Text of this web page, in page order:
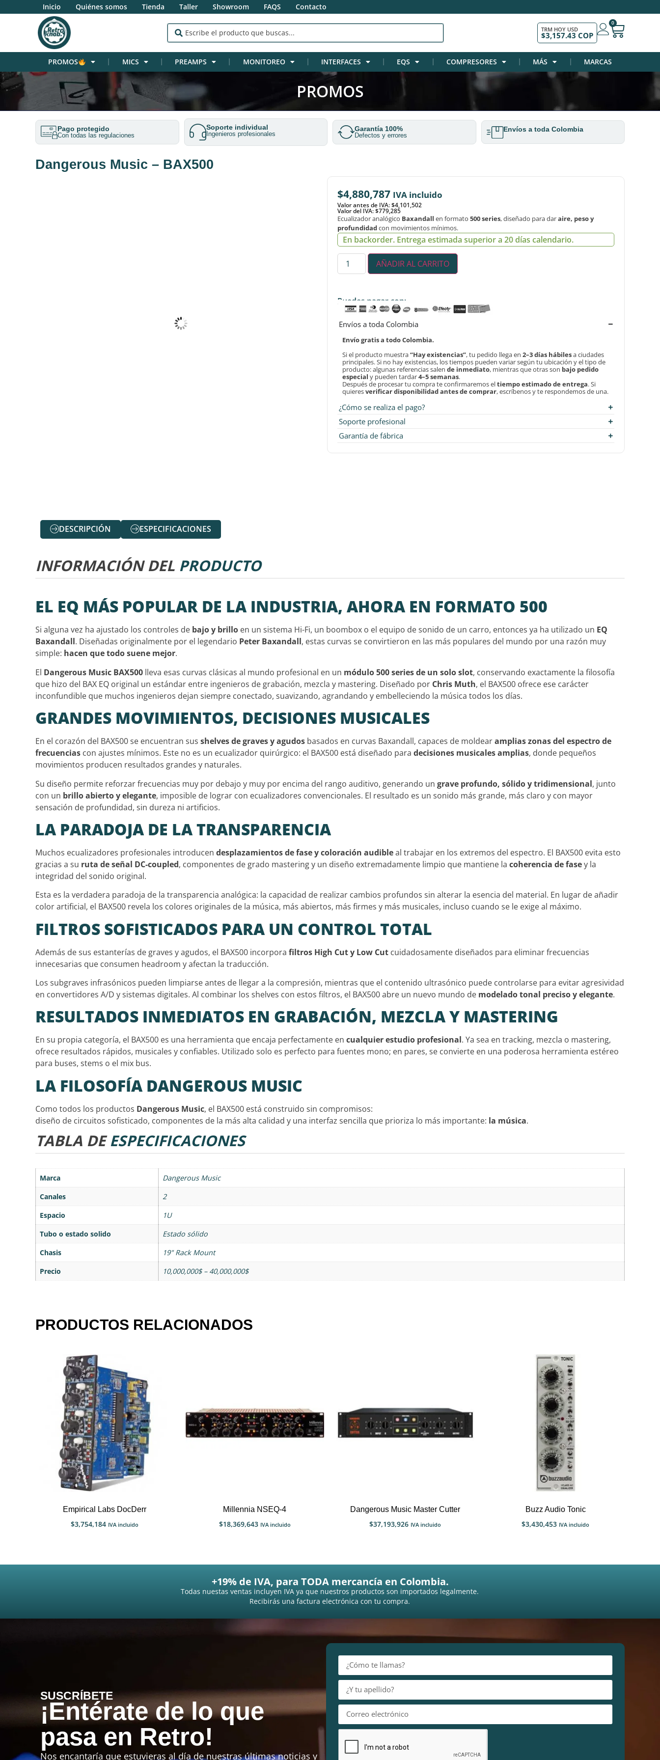
Inicio Quiénes somos Tienda Taller Showroom FAQS Contacto
TRM HOY USD
$3,157.43 COP
0
PROMOS MICS PREAMPS MONITOREO INTERFACES EQS COMPRESORES MÁS MARCAS
PROMOS
Pago protegido
Con todas las regulaciones
Soporte individual
Ingenieros profesionales
Garantía 100%
Defectos y errores
Envíos a toda Colombia
Dangerous Music – BAX500
$4,880,787 IVA incluido
Valor antes de IVA: $4,101,502
Valor del IVA: $779,285
Ecualizador analógico Baxandall en formato500 series, diseñado para daraire, peso y
profundidadcon movimientos mínimos.
En backorder. Entrega estimada superior a 20 días calendario.
AÑADIR AL CARRITO
Puedes pagar con:
Envíos a toda Colombia
Envío gratis a todo Colombia.
Si el producto muestra“Hay existencias”, tu pedido llega en2–3 días hábilesa ciudades
principales. Si no hay existencias, los tiempos pueden variar según tu ubicación y el tipo de
producto: algunas referencias salende inmediato, mientras que otras son bajo pedido
especial y pueden tardar4–5 semanas.
Después de procesar tu compra te confirmaremos eltiempo estimado de entrega. Si
quieresverificar disponibilidad antes de comprar, escríbenos y te respondemos de una.
¿Cómo se realiza el pago?
Soporte profesional
Garantía de fábrica
DESCRIPCIÓN ESPECIFICACIONES
INFORMACIÓN DEL PRODUCTO
EL EQ MÁS POPULAR DE LA INDUSTRIA, AHORA EN FORMATO 500
Si alguna vez ha ajustado los controles de bajo y brillo en un sistema Hi-Fi, un boombox o el equipo de sonido de un carro, entonces ya ha utilizado un EQ
Baxandall. Diseñadas originalmente por el legendario Peter Baxandall, estas curvas se convirtieron en las más populares del mundo por una razón muy
simple: hacen que todo suene mejor.
El Dangerous Music BAX500 lleva esas curvas clásicas al mundo profesional en un módulo 500 series de un solo slot, conservando exactamente la filosofía
que hizo del BAX EQ original un estándar entre ingenieros de grabación, mezcla y mastering. Diseñado por Chris Muth, el BAX500 ofrece ese carácter
inconfundible que muchos ingenieros dejan siempre conectado, suavizando, agrandando y embelleciendo la música todos los días.
GRANDES MOVIMIENTOS, DECISIONES MUSICALES
En el corazón del BAX500 se encuentran sus shelves de graves y agudos basados en curvas Baxandall, capaces de moldearamplias zonas del espectro de
frecuencias con ajustes mínimos. Este no es un ecualizador quirúrgico: el BAX500 está diseñado para decisiones musicales amplias, donde pequeños
movimientos producen resultados grandes y naturales.
Su diseño permite reforzar frecuencias muy por debajo y muy por encima del rango auditivo, generando un grave profundo, sólido y tridimensional, junto
con un brillo abierto y elegante, imposible de lograr con ecualizadores convencionales. El resultado es un sonido más grande, más claro y con mayor
sensación de profundidad, sin dureza ni artificios.
LA PARADOJA DE LA TRANSPARENCIA
Muchos ecualizadores profesionales introducen desplazamientos de fase y coloración audibleal trabajar en los extremos del espectro. El BAX500 evita esto
gracias a su ruta de señal DC-coupled, componentes de grado mastering y un diseño extremadamente limpio que mantiene la coherencia de fasey la
integridad del sonido original.
Esta es la verdadera paradoja de la transparencia analógica: la capacidad de realizar cambios profundos sin alterar la esencia del material. En lugar de añadir
color artificial, el BAX500 revela los colores originales de la música, más abiertos, más firmes y más musicales, incluso cuando se le exige al máximo.
FILTROS SOFISTICADOS PARA UN CONTROL TOTAL
Además de sus estanterías de graves y agudos, el BAX500 incorpora filtros High Cut y Low Cut cuidadosamente diseñados para eliminar frecuencias
innecesarias que consumen headroom y afectan la traducción.
Los subgraves infrasónicos pueden limpiarse antes de llegar a la compresión, mientras que el contenido ultrasónico puede controlarse para evitar agresividad
en convertidores A/D y sistemas digitales. Al combinar los shelves con estos filtros, el BAX500 abre un nuevo mundo de modelado tonal preciso y elegante.
RESULTADOS INMEDIATOS EN GRABACIÓN, MEZCLA Y MASTERING
En su propia categoría, el BAX500 es una herramienta que encaja perfectamente en cualquier estudio profesional. Ya sea en tracking, mezcla o mastering,
ofrece resultados rápidos, musicales y confiables. Utilizado solo es perfecto para fuentes mono; en pares, se convierte en una poderosa herramienta estéreo
para buses, stems o el mix bus.
LA FILOSOFÍA DANGEROUS MUSIC
Como todos los productos Dangerous Music, el BAX500 está construido sin compromisos:
diseño de circuitos sofisticado, componentes de la más alta calidad y una interfaz sencilla que prioriza lo más importante: la música.
TABLA DEESPECIFICACIONES
Marca
Dangerous Music
Canales
2
Espacio
1U
Tubo o estado solido
Estado sólido
Chasis
19" Rack Mount
Precio
10,000,000$ – 40,000,000$
PRODUCTOS RELACIONADOS
Empirical Labs DocDerr
$3,754,184 IVA incluido
Millennia NSEQ-4
$18,369,643 IVA incluido
Dangerous Music Master Cutter
$37,193,926 IVA incluido
Buzz Audio Tonic
$3,430,453 IVA incluido
+19% de IVA, para TODA mercancía en Colombia.
Todas nuestas ventas incluyen IVA ya que nuestros productos son importados legalmente.
Recibirás una factura electrónica con tu compra.
SUSCRÍBETE
¡Entérate de lo que
pasa en Retro!
Nos encantaría que estuvieras al día de nuestras últimas noticias y